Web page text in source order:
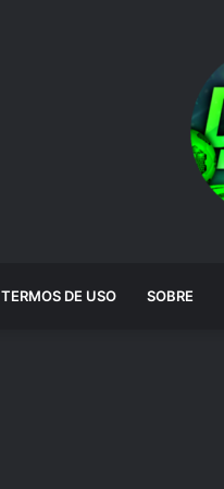
TERMOS DE USO SOBRE